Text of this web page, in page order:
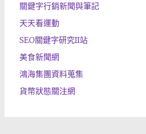
關鍵字行銷新聞與筆記
天天看運動
SEO關鍵字研究II站
美食新聞網
鴻海集團資料蒐集
貨幣狀態關注網